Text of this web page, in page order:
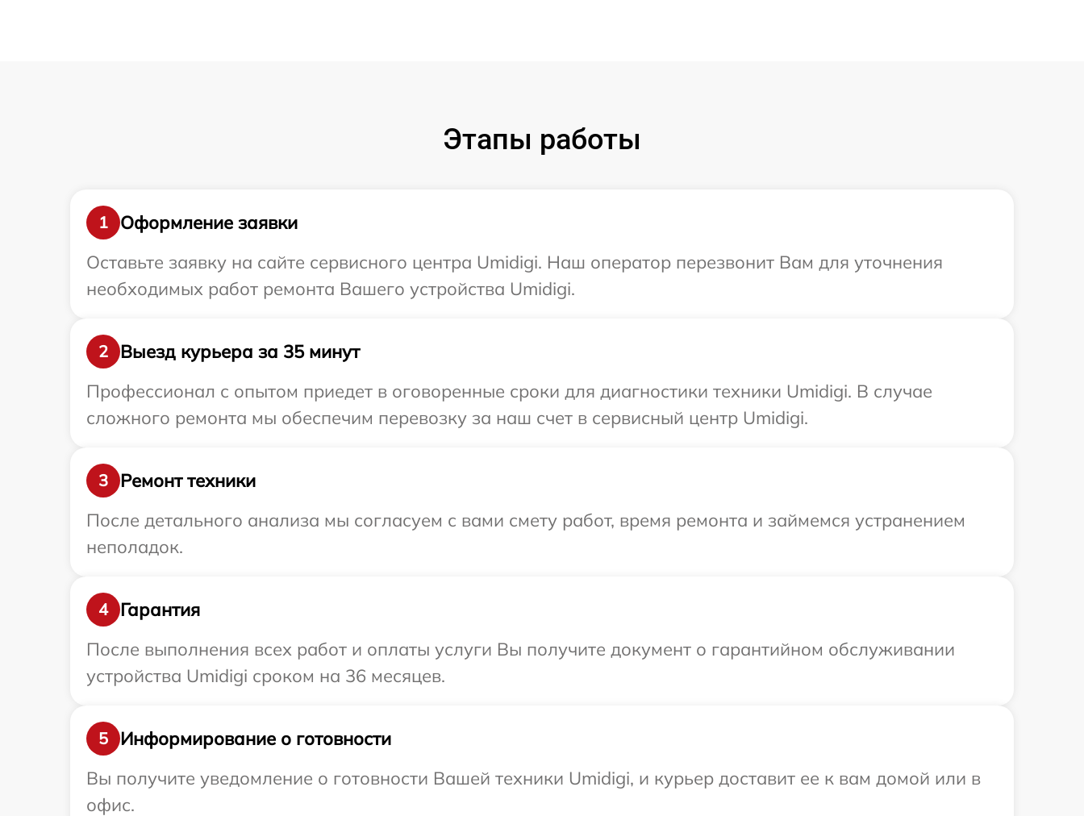
Этапы работы
1
Оформление заявки
Оставьте заявку на сайте сервисного центра Umidigi. Наш оператор перезвонит Вам для уточнения
необходимых работ ремонта Вашего устройства Umidigi.
2
Выезд курьера за 35 минут
Профессионал с опытом приедет в оговоренные сроки для диагностики техники Umidigi. В случае
сложного ремонта мы обеспечим перевозку за наш счет в сервисный центр Umidigi.
3
Ремонт техники
После детального анализа мы согласуем с вами смету работ, время ремонта и займемся устранением
неполадок.
4
Гарантия
После выполнения всех работ и оплаты услуги Вы получите документ о гарантийном обслуживании
устройства Umidigi сроком на 36 месяцев.
5
Информирование о готовности
Вы получите уведомление о готовности Вашей техники Umidigi, и курьер доставит ее к вам домой или в
офис.